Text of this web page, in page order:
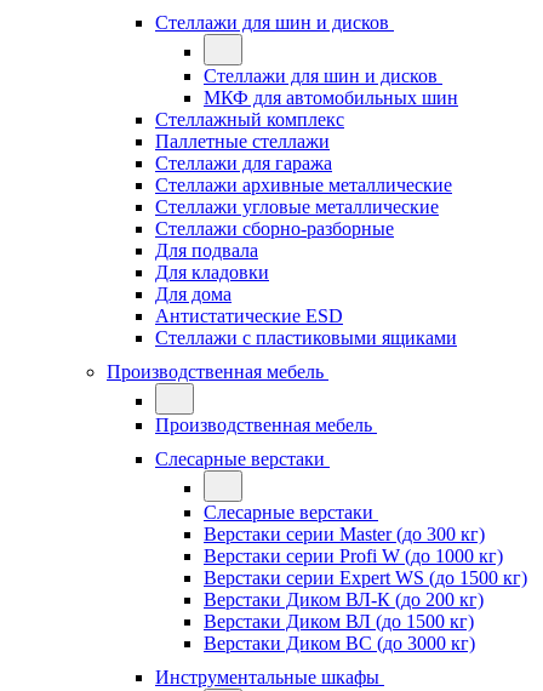
Стеллажи для шин и дисков
Стеллажи для шин и дисков
МКФ для автомобильных шин
Стеллажный комплекс
Паллетные стеллажи
Стеллажи для гаража
Стеллажи архивные металлические
Стеллажи угловые металлические
Стеллажи сборно-разборные
Для подвала
Для кладовки
Для дома
Антистатические ESD
Стеллажи с пластиковыми ящиками
Производственная мебель
Производственная мебель
Слесарные верстаки
Слесарные верстаки
Верстаки серии Master (до 300 кг)
Верстаки серии Profi W (до 1000 кг)
Верстаки серии Expert WS (до 1500 кг)
Верстаки Диком ВЛ-К (до 200 кг)
Верстаки Диком ВЛ (до 1500 кг)
Верстаки Диком ВС (до 3000 кг)
Инструментальные шкафы